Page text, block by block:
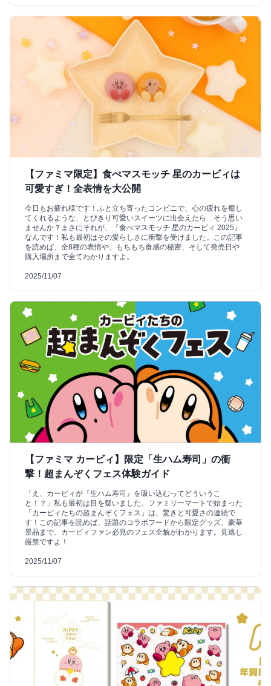
【ファミマ限定】食べマスモッチ 星のカービィは
可愛すぎ！全表情を大公開
今日もお疲れ様です！ふと立ち寄ったコンビニで、心の疲れを癒し
てくれるような、とびきり可愛いスイーツに出会えたら…そう思い
ませんか？まさにそれが、『食べマスモッチ 星のカービィ 2025』
なんです！私も最初はその愛らしさに衝撃を受けました。この記事
を読めば、全8種の表情や、もちもち食感の秘密、そして発売日や
購入場所まで全てわかりますよ。
2025/11/07
【ファミマ カービィ】限定「生ハム寿司」の衝
撃！超まんぞくフェス体験ガイド
「え、カービィが『生ハム寿司』を吸い込むってどういうこ
と！？」私も最初は目を疑いました。ファミリーマートで始まった
「カービィたちの超まんぞくフェス」は、驚きと可愛さの連続で
す！この記事を読めば、話題のコラボフードから限定グッズ、豪華
景品まで、カービィファン必見のフェス全貌がわかります。見逃し
厳禁ですよ！
2025/11/07